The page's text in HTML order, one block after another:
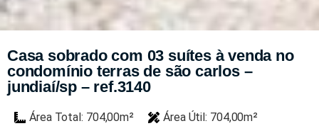
Casa sobrado com 03 suítes à venda no
condomínio terras de são carlos –
jundiaí/sp – ref.3140
Área Total: 704,00m²
Área Útil: 704,00m²